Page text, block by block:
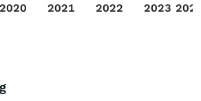
2020 2021 2022 2023